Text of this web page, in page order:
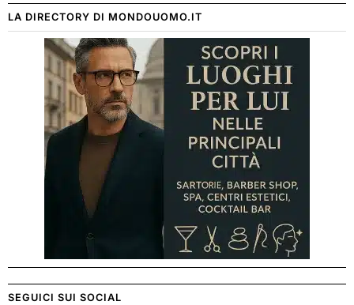
LA DIRECTORY DI MONDOUOMO.IT
SEGUICI SUI SOCIAL